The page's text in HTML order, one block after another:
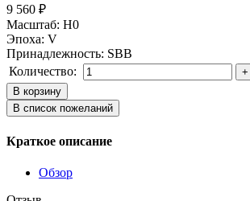
9 560 ₽
Масштаб: H0
Эпоха: V
Принадлежность: SBB
Количество:
Краткое описание
Обзор